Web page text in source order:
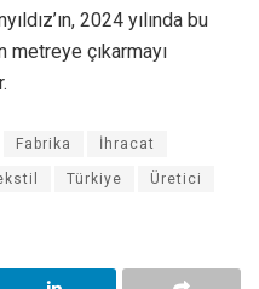
2024 yılında bu
metreye çıkarmayı
Fabrika İhracat
Türkiye Üretici